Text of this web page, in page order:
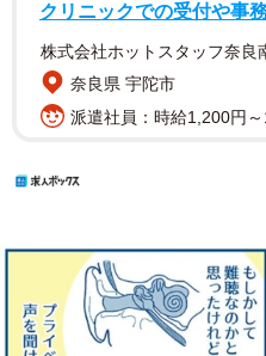
クリニックでの受付や事
株式会社ホットスタッフ奈良
奈良県 宇陀市
派遣社員：時給1,200円